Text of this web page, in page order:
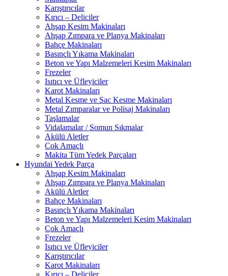
Karıştırıcılar
Kırıcı – Deliciler
Ahşap Kesim Makinaları
Ahşap Zımpara ve Planya Makinaları
Bahçe Makinaları
Basınçlı Yıkama Makinaları
Beton ve Yapı Malzemeleri Kesim Makinaları
Frezeler
Isıtıcı ve Üfleyiciler
Karot Makinaları
Metal Kesme ve Sac Kesme Makinaları
Metal Zımparalar ve Polisaj Makinaları
Taşlamalar
Vidalamalar / Somun Sıkmalar
Akülü Aletler
Çok Amaçlı
Makita Tüm Yedek Parçaları
Hyundai Yedek Parça
Ahşap Kesim Makinaları
Ahşap Zımpara ve Planya Makinaları
Akülü Aletler
Bahçe Makinaları
Basınçlı Yıkama Makinaları
Beton ve Yapı Malzemeleri Kesim Makinaları
Çok Amaçlı
Frezeler
Isıtıcı ve Üfleyiciler
Karıştırıcılar
Karot Makinaları
Kırıcı – Deliciler